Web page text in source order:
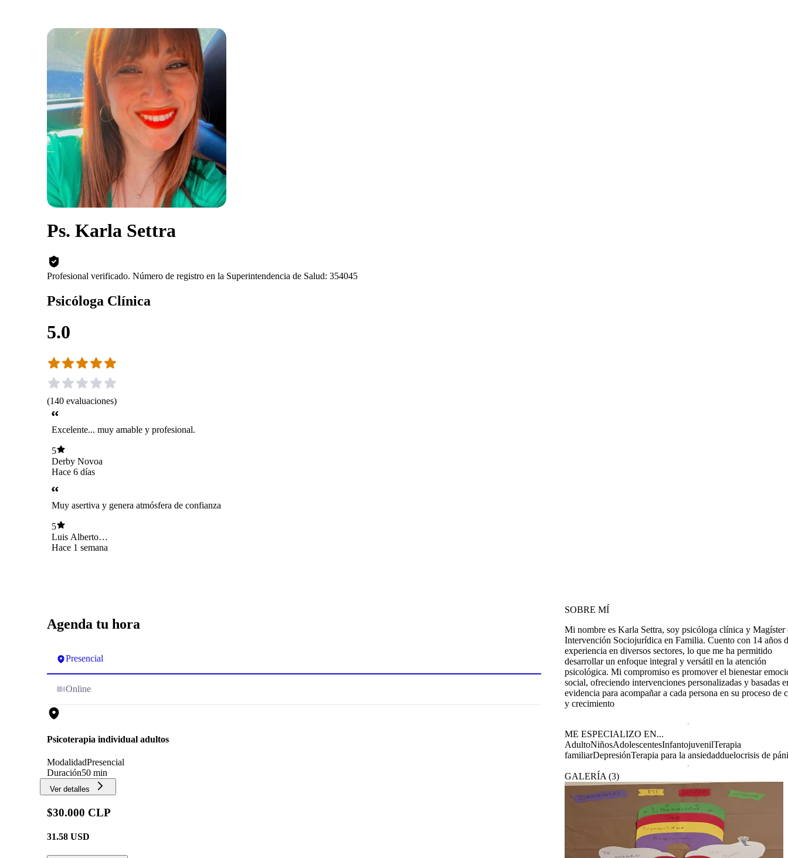
Ps. Karla Settra
Profesional verificado. Número de registro en la Superintendencia de Salud: 354045
Psicóloga Clínica
5.0
(140 evaluaciones)
Excelente... muy amable y profesional.
5
Derby Novoa
Hace 6 días
Muy asertiva y genera atmósfera de confianza
5
Luis Alberto
Schmidlin Fuentes
Hace 1 semana
Agenda tu hora
Presencial
Online
Psicoterapia individual adultos
ModalidadPresencial
Duración50 min
Ver detalles
$30.000 CLP
31.58 USD
SOBRE MÍ
Mi nombre es Karla Settra, soy psicóloga clínica y Magíster
Intervención Sociojurídica en Familia. Cuento con 14 años
experiencia en diversos sectores, lo que me ha permitido
desarrollar un enfoque integral y versátil en la atención
psicológica. Mi compromiso es promover el bienestar
social, ofreciendo intervenciones personalizadas y basadas
evidencia para acompañar a cada persona en su proceso de
y crecimiento
ME ESPECIALIZO EN...
AdultoNiñosAdolescentesInfantojuvenilTerapia
familiarDepresiónTerapia para la ansiedadduelocrisis de
GALERÍA (3)